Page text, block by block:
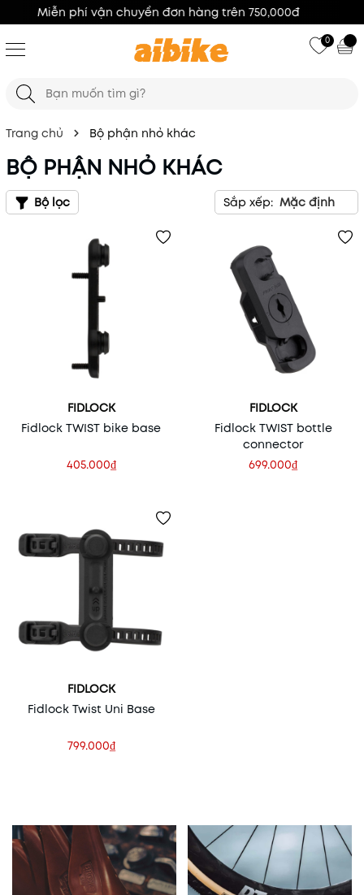
100% Hàng Chính Hãng
0
Trang chủ Bộ phận nhỏ khác
BỘ PHẬN NHỎ KHÁC
Bộ lọc Sắp xếp: Mặc định
FIDLOCK
Fidlock TWIST bike base
405.000₫
FIDLOCK
Fidlock TWIST bottle
connector
699.000₫
FIDLOCK
Fidlock Twist Uni Base
799.000₫